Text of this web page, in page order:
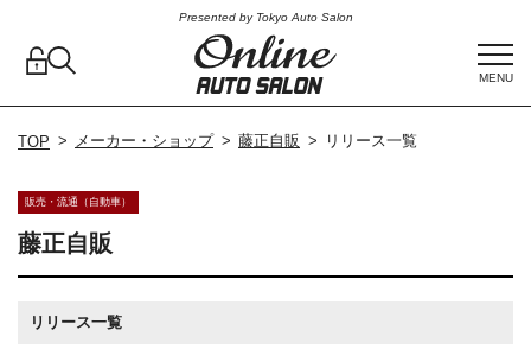
Presented by Tokyo Auto Salon
MENU
TOP メーカー・ショップ 藤正自販 リリース一覧
販売・流通（自動車）
藤正自販
リリース一覧